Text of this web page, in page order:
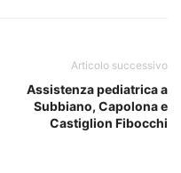
Articolo successivo
Assistenza pediatrica a
Subbiano, Capolona e
Castiglion Fibocchi